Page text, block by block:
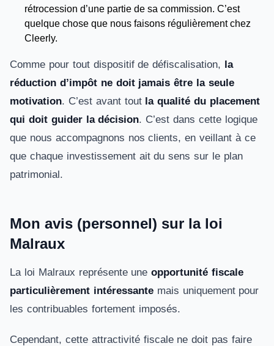
rétrocession d’une partie de sa commission. C’est
quelque chose que nous faisons régulièrement chez
Cleerly.
Comme pour tout dispositif de défiscalisation, la
réduction d’impôt ne doit jamais être la seule
motivation. C’est avant tout la qualité du placement
qui doit guider la décision. C’est dans cette logique
que nous accompagnons nos clients, en veillant à ce
que chaque investissement ait du sens sur le plan
patrimonial.
Mon avis (personnel) sur la loi
Malraux
La loi Malraux représente uneopportunité fiscale
particulièrement intéressantemais uniquement pour
les contribuables fortement imposés.
Cependant, cette attractivité fiscale ne doit pas faire